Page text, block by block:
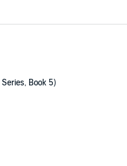
Book 5)